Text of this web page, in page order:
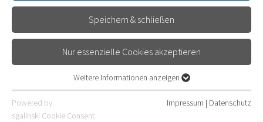
Speichern & schließen
Nur essenzielle Cookies akzeptieren
Essenzielle Cookies werden für grundlegende Funktionen der
Webseite benötigt. Dadurch ist gewährleistet, dass die Webseite
Weitere Informationen anzeigen
Powered by
sgalinski Cookie Consent
Impressum | Datenschutz